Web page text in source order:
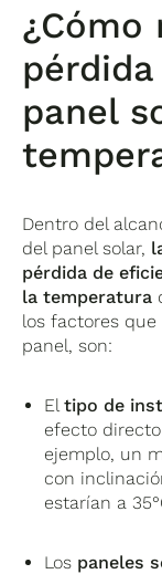
¿Cómo
panel
Dentro del
del panel solar,
pérdida de
la temperatura
los factores
panel, son:
Eltipo de
efecto
ejemplo, un
con
estarían a
Los paneles